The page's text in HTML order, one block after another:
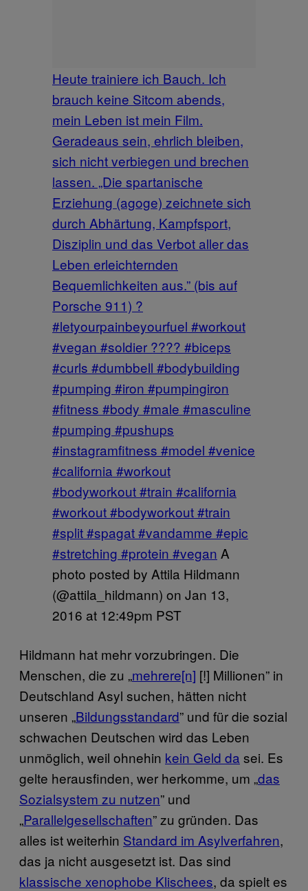
Heute trainiere ich Bauch. Ich
brauch keine Sitcom abends,
mein Leben ist mein Film.
Geradeaus sein, ehrlich bleiben,
sich nicht verbiegen und brechen
lassen. „Die spartanische
Erziehung (agoge) zeichnete sich
durch Abhärtung, Kampfsport,
Disziplin und das Verbot aller das
Leben erleichternden
Bequemlichkeiten aus.” (bis auf
Porsche 911) ?
#letyourpainbeyourfuel #workout
#vegan #soldier ???? #biceps
#curls #dumbbell #bodybuilding
#pumping #iron #pumpingiron
#fitness #body #male #masculine
#pumping #pushups
#instagramfitness #model #venice
#california #workout
#bodyworkout #train #california
#workout #bodyworkout #train
#split #spagat #vandamme #epic
#stretching #protein #vegan A
photo posted by Attila Hildmann
(@attila_hildmann) on Jan 13,
2016 at 12:49pm PST
Hildmann hat mehr vorzubringen. Die
Menschen, die zu „mehrere[n] [!] Millionen” in
Deutschland Asyl suchen, hätten nicht
unseren „Bildungsstandard” und für die sozial
schwachen Deutschen wird das Leben
unmöglich, weil ohnehin kein Geld da sei. Es
gelte herausfinden, wer herkomme, um „das
Sozialsystem zu nutzen” und
„Parallelgesellschaften” zu gründen. Das
alles ist weiterhin Standard im Asylverfahren,
das ja nicht ausgesetzt ist. Das sind
klassische xenophobe Klischees, da spielt es